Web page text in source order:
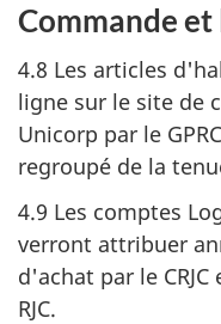
Commande
4.8 Les articles
ligne sur le site de
Unicorp par le
regroupé de la
4.9 Les comptes
verront attribuer
d'achat par le
RJC.